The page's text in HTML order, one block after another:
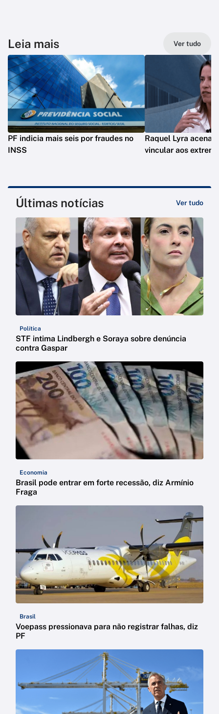
Leia mais Ver tudo
PF indicia mais seis por fraudes no
INSS
Raquel Lyra acena
vincular aos
Últimas notícias Ver tudo
Política
STF intima Lindbergh e Soraya sobre denúncia
contra Gaspar
Economia
Brasil pode entrar em forte recessão, diz Armínio
Fraga
Brasil
Voepass pressionava para não registrar falhas, diz
PF